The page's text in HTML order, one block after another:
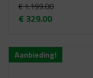
€1.199.00
was:
€ 1.199.00.
€ 329.00
is:
€ 329.00.
Aanbieding!